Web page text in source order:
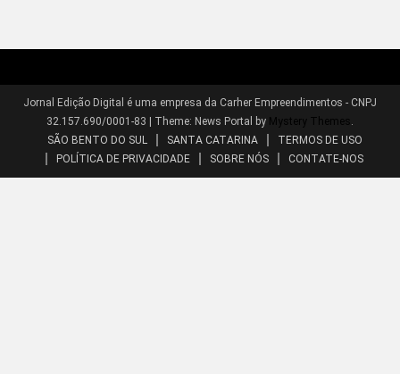
Jornal Edição Digital é uma empresa da Carher Empreendimentos - CNPJ
32.157.690/0001-83
Theme: News Portal by Mystery Themes .
SÃO BENTO DO SUL
SANTA CATARINA
TERMOS DE USO
POLÍTICA DE PRIVACIDADE
SOBRE NÓS CONTATE-NOS